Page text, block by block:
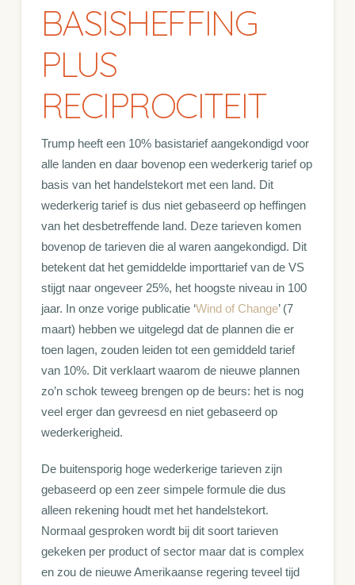
BASISHEFFING
PLUS
RECIPROCITEIT
Trump heeft een 10% basistarief aangekondigd voor
alle landen en daar bovenop een wederkerig tarief op
basis van het handelstekort met een land. Dit
wederkerig tarief is dus niet gebaseerd op heffingen
van het desbetreffende land. Deze tarieven komen
bovenop de tarieven die al waren aangekondigd. Dit
betekent dat het gemiddelde importtarief van de VS
stijgt naar ongeveer 25%, het hoogste niveau in 100
jaar. In onze vorige publicatie ‘Wind of Change’ (7
maart) hebben we uitgelegd dat de plannen die er
toen lagen, zouden leiden tot een gemiddeld tarief
van 10%. Dit verklaart waarom de nieuwe plannen
zo’n schok teweeg brengen op de beurs: het is nog
veel erger dan gevreesd en niet gebaseerd op
wederkerigheid.
De buitensporig hoge wederkerige tarieven zijn
gebaseerd op een zeer simpele formule die dus
alleen rekening houdt met het handelstekort.
Normaal gesproken wordt bij dit soort tarieven
gekeken per product of sector maar dat is complex
en zou de nieuwe Amerikaanse regering teveel tijd